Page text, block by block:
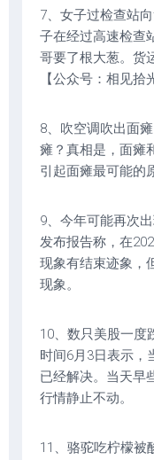
7、女子过检查站
子在经过高速检查
哥要了根大葱。货
【公众号：相见拾
8、吹空调吹出面
瘫？真相是，面瘫
引起面瘫最可能的
9、今年可能再次
发布报告称，在
现象有结束迹象，
现象。
10、数只美股一度
时间6月3日表示，
已经解决。当天早
行情静止不动。
11、骆驼吃柠檬被